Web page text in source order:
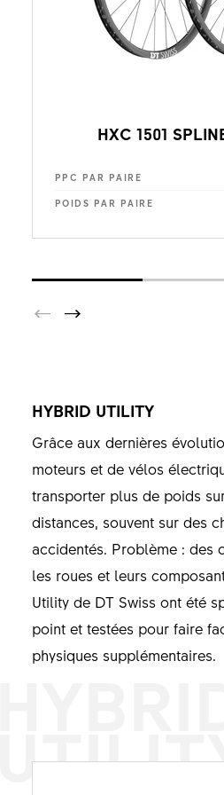
HXC 1501
PPC PAR PAIRE
POIDS PAR PAIRE
HYBRID UTILITY
Grâce aux dernières
moteurs et de vélos
transporter plus de poids
distances, souvent sur des
accidentés. Problème : des
les roues et leurs
Utility de DT Swiss ont été
point et testées pour faire
physiques supplémentaires.